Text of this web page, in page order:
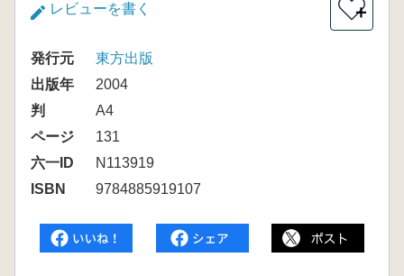
レビューを書く ＋
発行元
東方出版
出版年
2004
判
A4
ページ
131
六一ID
N113919
ISBN
9784885919107